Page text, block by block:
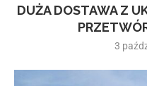
DUŻA DOSTAWA Z
3